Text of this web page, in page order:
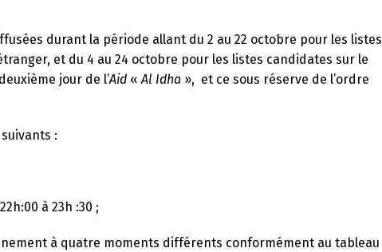
durant la période allant du 2 au 22 octobre pour les listes
et du 4 au 24 octobre pour les listes candidates sur le
jour de l’Aid «Al Idha », et ce sous réserve de l’ordre
:
à 23h :30 ;
à quatre moments différents conformément au tableau